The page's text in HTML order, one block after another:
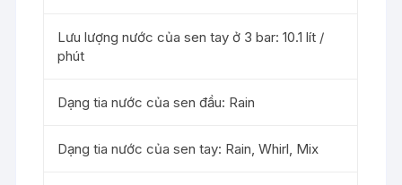
Lưu lượng nước của sen tay ở 3 bar: 10.1 lít /
phút
Dạng tia nước của sen đầu: Rain
Dạng tia nước của sen tay: Rain, Whirl, Mix